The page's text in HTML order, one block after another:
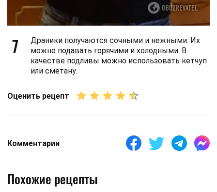
7
Драники получаются сочными и нежными. Их
можно подавать горячими и холодными. В
качестве подливы можно использовать кетчуп
или сметану.
Оценить рецепт
Комментарии
Похожие рецепты